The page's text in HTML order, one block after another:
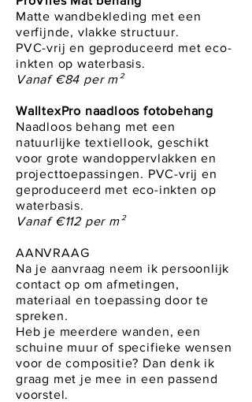
Matte wandbekleding met een
verfijnde, vlakke structuur.
PVC-vrij en geproduceerd met eco-
inkten op waterbasis.
Vanaf €84 per m²
WalltexPro naadloos fotobehang
Naadloos behang met een
natuurlijke textiellook, geschikt
voor grote wandoppervlakken en
projecttoepassingen. PVC-vrij en
geproduceerd met eco-inkten op
waterbasis.
Vanaf €112 per m²
AANVRAAG
Na je aanvraag neem ik persoonlijk
contact op om afmetingen,
materiaal en toepassing door te
spreken.
Heb je meerdere wanden, een
schuine muur of specifieke wensen
voor de compositie? Dan denk ik
graag met je mee in een passend
voorstel.